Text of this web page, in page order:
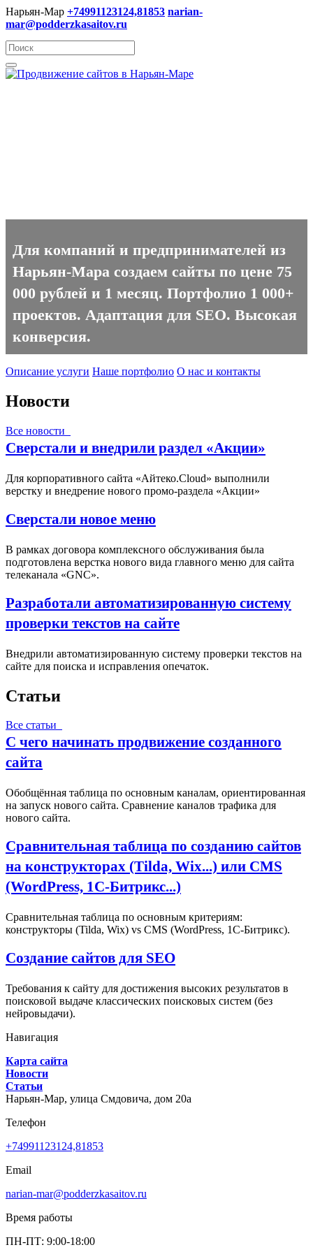
Нарьян-Мар +74991123124,81853 narian-
mar@podderzkasaitov.ru
Для компаний и предпринимателей из
Нарьян-Мара создаем сайты по цене 75
000 рублей и 1 месяц. Портфолио 1 000+
проектов. Адаптация для SEO. Высокая
конверсия.
Описание услуги Наше портфолио О нас и контакты
Новости
Все новости
Сверстали и внедрили раздел «Акции»
Для корпоративного сайта «Айтеко.Cloud» выполнили
верстку и внедрение нового промо-раздела «Акции»
Сверстали новое меню
В рамках договора комплексного обслуживания была
подготовлена верстка нового вида главного меню для сайта
телеканала «GNC».
Разработали автоматизированную систему
проверки текстов на сайте
Внедрили автоматизированную систему проверки текстов на
сайте для поиска и исправления опечаток.
Статьи
Все статьи
С чего начинать продвижение созданного
сайта
Обобщённая таблица по основным каналам, ориентированная
на запуск нового сайта. Сравнение каналов трафика для
нового сайта.
Сравнительная таблица по созданию сайтов
на конструкторах (Tilda, Wix...) или CMS
(WordPress, 1С‑Битрикс...)
Сравнительная таблица по основным критериям:
конструкторы (Tilda, Wix) vs CMS (WordPress, 1С‑Битрикс).
Создание сайтов для SEO
Требования к сайту для достижения высоких результатов в
поисковой выдаче классических поисковых систем (без
нейровыдачи).
Навигация
Карта сайта
Новости
Статьи
Нарьян-Мар, улица Смдовича, дом 20а
Телефон
+74991123124,81853
Email
narian-mar@podderzkasaitov.ru
Время работы
ПН-ПТ: 9:00-18:00